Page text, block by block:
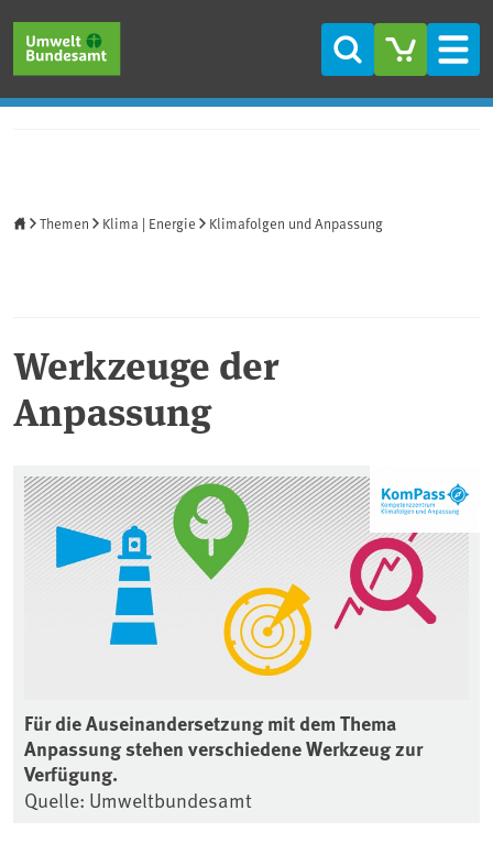
Suche
Themen Klima | Energie Klimafolgen und Anpassung
Werkzeuge der
Anpassung
Für die Auseinandersetzung mit dem Thema
Anpassung stehen verschiedene Werkzeug zur
Verfügung.
Quelle: Umweltbundesamt